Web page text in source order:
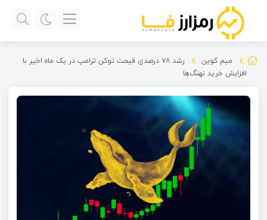
میم کوین‌
رشد ۷۸ درصدی قیمت توکن ترامپ در یک ماه اخیر با
افزایش خرید نهنگ‌ها